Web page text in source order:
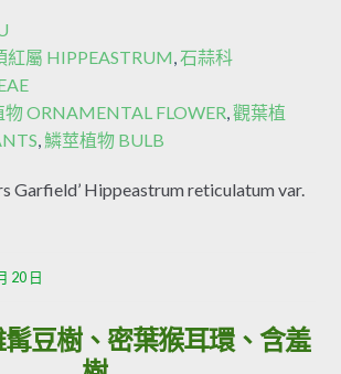
紅屬 HIPPEASTRUM,石蒜科
物 ORNAMENTAL FLOWER,觀葉植
,鱗莖植物 BULB
Garfield’ Hippeastrum reticulatum var.
20 日
豆樹、密葉猴耳環、含羞